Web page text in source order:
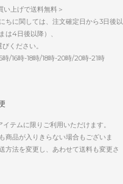
い上げで送料無料＞
ちに関しては、注文確定日から3日後以
は4日後以降）、
ください。
時/16時-18時/18時-20時/20時-21時
テムに限りご利用いただけます。
商品が入りきらない場合もございま
方法を変更し、あわせて送料も変更さ